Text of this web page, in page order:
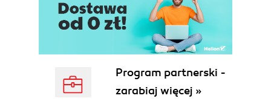
Program partnerski -
zarabiaj więcej »